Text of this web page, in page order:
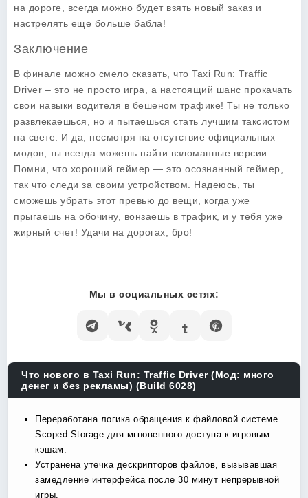
на дороге, всегда можно будет взять новый заказ и
настрелять еще больше бабла!
Заключение
В финале можно смело сказать, что Taxi Run: Traffic
Driver – это не просто игра, а настоящий шанс прокачать
свои навыки водителя в бешеном трафике! Ты не только
развлекаешься, но и пытаешься стать лучшим таксистом
на свете. И да, несмотря на отсутствие официальных
модов, ты всегда можешь найти взломанные версии.
Помни, что хороший геймер — это осознанный геймер,
так что следи за своим устройством. Надеюсь, ты
сможешь убрать этот превью до вещи, когда уже
прыгаешь на обочину, вонзаешь в трафик, и у тебя уже
жирный счет! Удачи на дорогах, бро!
Мы в социальных сетях:
Что нового в Taxi Run: Traffic Driver (Мод: много
денег и без рекламы) (Build 6028)
Переработана логика обращения к файловой системе
Scoped Storage для мгновенного доступа к игровым
кэшам.
Устранена утечка дескрипторов файлов, вызывавшая
замедление интерфейса после 30 минут непрерывной
игры.